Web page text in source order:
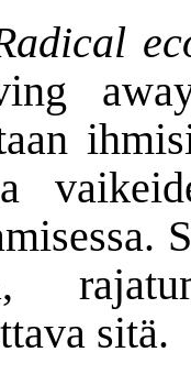
sitä.